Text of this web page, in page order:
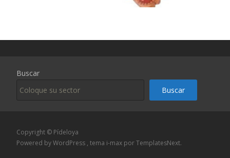
Buscar
Buscar
Copyright © Pídeloya
Powered by WordPress , tema i-max por TemplatesNext.